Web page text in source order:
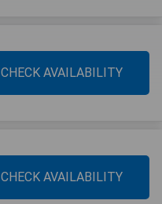
CHECK AVAILABILITY
CHECK AVAILABILITY